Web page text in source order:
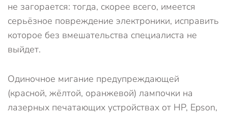
не загорается: тогда, скорее всего, имеется
серьёзное повреждение электроники, исправить
которое без вмешательства специалиста не
выйдет.
Одиночное мигание предупреждающей
(красной, жёлтой, оранжевой) лампочки на
лазерных печатающих устройствах от HP, Epson,